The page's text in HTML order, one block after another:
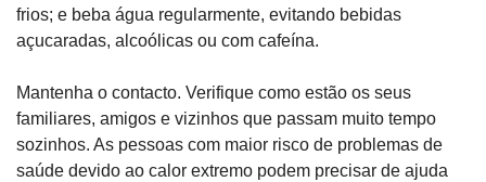
frios; e beba água regularmente, evitando bebidas
açucaradas, alcoólicas ou com cafeína.
Mantenha o contacto. Verifique como estão os seus
familiares, amigos e vizinhos que passam muito tempo
sozinhos. As pessoas com maior risco de problemas de
saúde devido ao calor extremo podem precisar de ajuda